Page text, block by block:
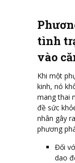
tình
vào
Khi một
kinh, nó
mang thai
đề sức
nhân gây
phương
Đối
dao